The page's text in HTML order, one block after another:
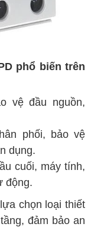
phổ biến trên
vệ đầu nguồn,
phối, bảo vệ
dụng.
cuối, máy tính,
động.
chọn loại thiết
đảm bảo an